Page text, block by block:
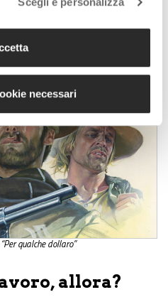
necessari
Totò, destinazione Piovarolo
qualche dollaro”
allora?